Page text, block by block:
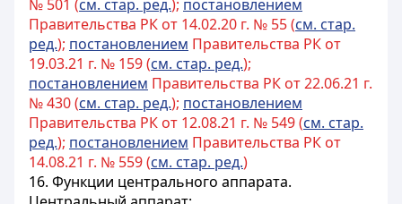
№ 501 (см. стар. ред.); постановлением
Правительства РК от 14.02.20 г. № 55 (см. стар.
ред.); постановлением Правительства РК от
19.03.21 г. № 159 (см. стар. ред.);
постановлением Правительства РК от 22.06.21 г.
№ 430 (см. стар. ред.); постановлением
Правительства РК от 12.08.21 г. № 549 (см. стар.
ред.); постановлением Правительства РК от
14.08.21 г. № 559 (см. стар. ред.)
16. Функции центрального аппарата.